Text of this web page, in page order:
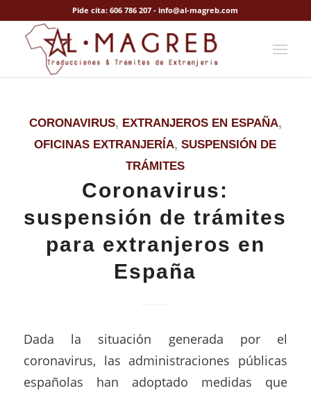
Pide cita: 606 786 207 - info@al-magreb.com
CORONAVIRUS, EXTRANJEROS EN ESPAÑA,
OFICINAS EXTRANJERÍA,SUSPENSIÓN DE
TRÁMITES
Coronavirus:
suspensión de trámites
para extranjeros en
España
Dada la situación generada por el
coronavirus, las administraciones públicas
españolas han adoptado medidas que